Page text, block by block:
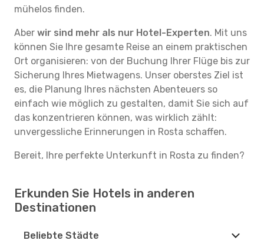
mühelos finden.
Aber wir sind mehr als nur Hotel-Experten. Mit uns
können Sie Ihre gesamte Reise an einem praktischen
Ort organisieren: von der Buchung Ihrer Flüge bis zur
Sicherung Ihres Mietwagens. Unser oberstes Ziel ist
es, die Planung Ihres nächsten Abenteuers so
einfach wie möglich zu gestalten, damit Sie sich auf
das konzentrieren können, was wirklich zählt:
unvergessliche Erinnerungen in Rosta schaffen.
Bereit, Ihre perfekte Unterkunft in Rosta zu finden?
Erkunden Sie Hotels in anderen
Destinationen
Beliebte Städte